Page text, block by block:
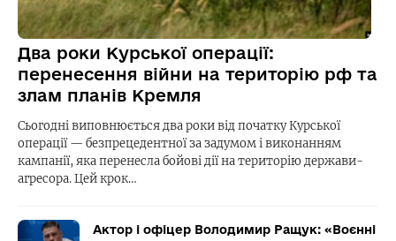
Два роки Курської операції:
перенесення війни на територію рф та
злам планів Кремля
Сьогодні виповнюється два роки від початку Курської
операції — безпрецедентної за задумом і виконанням
кампанії, яка перенесла бойові дії на територію держави-
агресора. Цей крок…
Актор і офіцер Володимир Ращук: «Воєнні